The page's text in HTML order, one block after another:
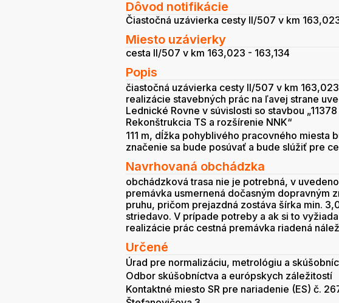
Dôvod notifikácie
Čiastočná uzávierka cesty II/507 v km
Miesto uzávierky
cesta II/507 v km 163,023 - 163,134
Popis
čiastočná uzávierka cesty II/507 v km
realizácie stavebných prác na ľavej strane
Lednické Rovne v súvislosti so stavbou
Rekonštrukcia TS a rozšírenie NNK“
111 m, dĺžka pohyblivého pracovného miesta
značenie sa bude posúvať a bude slúžiť pre
Navrhovaná obchádzka
obchádzková trasa nie je potrebná, v
premávka usmernená dočasným dopravným
pruhu, pričom prejazdná zostáva šírka min.
striedavo. V prípade potreby a ak si to
realizácie prác cestná premávka riadená
Určené
Úrad pre normalizáciu, metrológiu a
Odbor skúšobníctva a európskych záležitostí
Kontaktné miesto SR pre nariadenie (ES) č.